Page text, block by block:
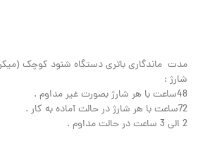
مدت ماندگاری باتری دستگاه شنود کوچک
شارژ :
48ساعت با هر شارژ بصورت غیر مداوم .
72ساعت با هر شارژ در حالت آماده به کار .
2 الی 3 ساعت در حالت مداوم .